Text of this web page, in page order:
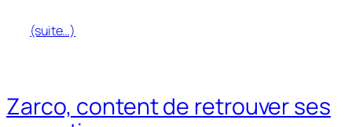
(suite…)
Zarco, content de retrouver ses